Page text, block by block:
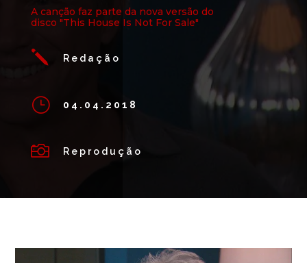
A canção faz parte da nova versão do
disco "This House Is Not For Sale"
j Redação
} 04.04.2018
 Reprodução